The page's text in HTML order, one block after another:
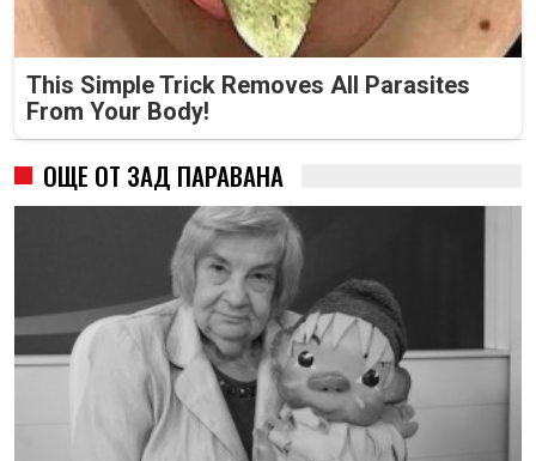
This Simple Trick Removes All Parasites
From Your Body!
ОЩЕ ОТ ЗАД ПАРАВАНА